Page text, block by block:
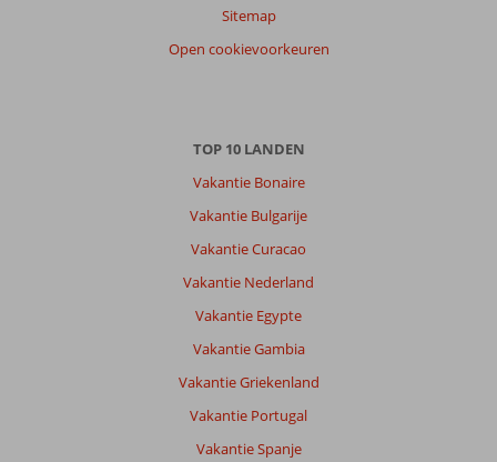
Sitemap
Open cookievoorkeuren
TOP 10 LANDEN
Vakantie Bonaire
Vakantie Bulgarije
Vakantie Curacao
Vakantie Nederland
Vakantie Egypte
Vakantie Gambia
Vakantie Griekenland
Vakantie Portugal
Vakantie Spanje